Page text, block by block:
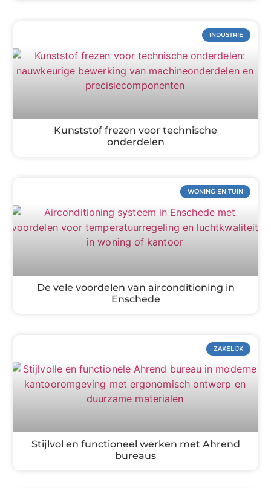
INDUSTRIE
Kunststof frezen voor technische
onderdelen
WONING EN TUIN
De vele voordelen van airconditioning in
Enschede
ZAKELIJK
Stijlvol en functioneel werken met Ahrend
bureaus